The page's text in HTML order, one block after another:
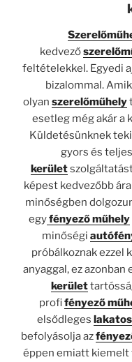
kedvező
feltételekkel. Egyedi
bizalommal.
olyan szerelőműhely
esetleg még akár a
Küldetésünknek
gyors és
kerület
képest kedvezőbb
minőségben
egyfényező műhely
minőségi
próbálkoznak ezzel
anyaggal, ez azonban
kerület
profifényező
elsődleges
befolyásolja az
éppen emiatt kiemelt